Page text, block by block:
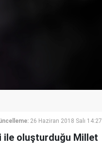
26 Haziran 2018 Salı 14:27
ile oluşturduğu Millet